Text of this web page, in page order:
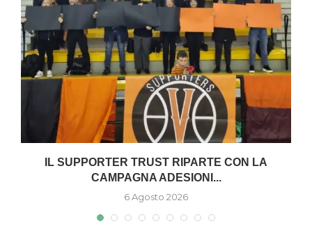
IL SUPPORTER TRUST RIPARTE CON LA
CAMPAGNA ADESIONI...
6 Agosto 2026